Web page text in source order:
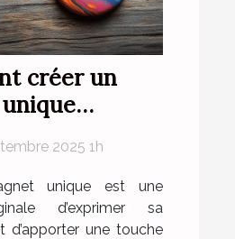
créer un
?2025 1h
unique est une
d’exprimer sa
d’apporter une touche